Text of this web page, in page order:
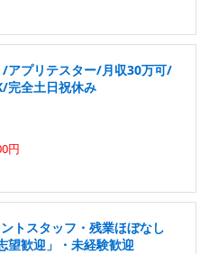
/アプリテスター/月収30万可/
完全土日祝休み
円
トスタッフ・残業ほぼなし
望歓迎」・未経験歓迎